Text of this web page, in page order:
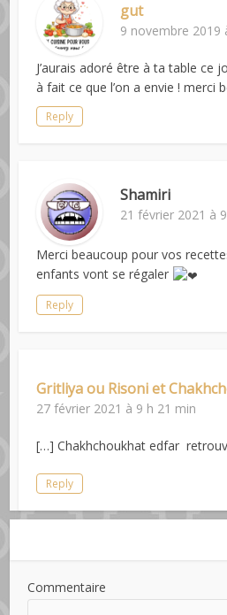
gut
9 novembre 2019
J’aurais adoré être à ta table ce
à fait ce que l’on a envie ! merci
Reply
Shamiri
21 février 2021 à
Merci beaucoup pour vos
enfants vont se régaler
Reply
Gritliya ou Risoni et
27 février 2021 à 9 h 21 min
[…] Chakhchoukhat edfar
Reply
Commentaire